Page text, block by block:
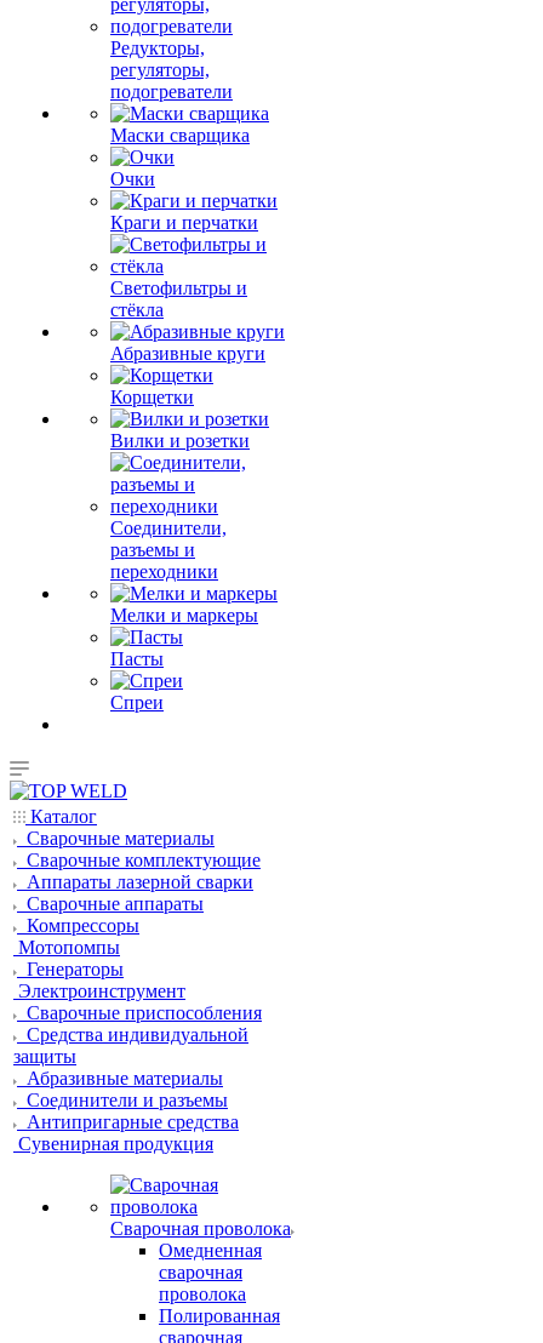
Редукторы,
регуляторы,
подогреватели
Маски сварщика
Очки
Краги и перчатки
Светофильтры и
стёкла
Абразивные круги
Корщетки
Вилки и розетки
Соединители,
разъемы и
переходники
Мелки и маркеры
Пасты
Спреи
Каталог
Сварочные материалы
Сварочные комплектующие
Аппараты лазерной сварки
Сварочные аппараты
Компрессоры
Мотопомпы
Генераторы
Электроинструмент
Сварочные приспособления
Средства индивидуальной
защиты
Абразивные материалы
Соединители и разъемы
Антипригарные средства
Сувенирная продукция
Сварочная проволока
Омедненная
сварочная
проволока
Полированная
сварочная